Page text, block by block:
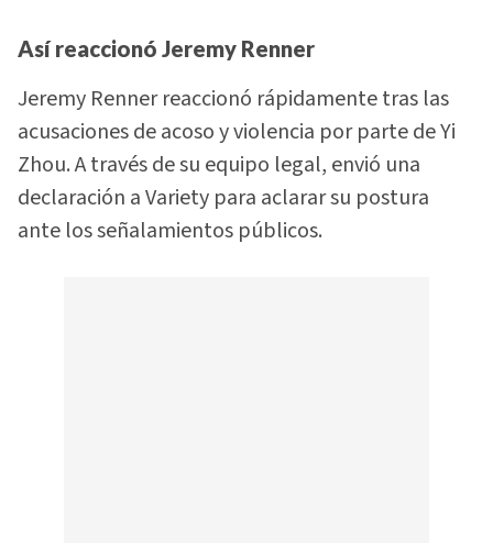
Así reaccionó Jeremy Renner
Jeremy Renner reaccionó rápidamente tras las
acusaciones de acoso y violencia por parte de Yi
Zhou. A través de su equipo legal, envió una
declaración a Variety para aclarar su postura
ante los señalamientos públicos.